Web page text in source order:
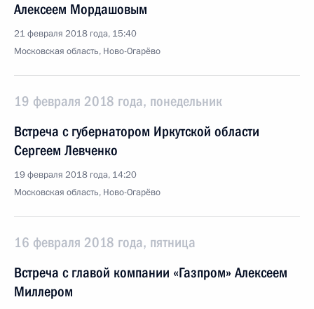
Алексеем Мордашовым
21 февраля 2018 года, 15:40
Московская область, Ново-Огарёво
19 февраля 2018 года, понедельник
Встреча с губернатором Иркутской области
Сергеем Левченко
19 февраля 2018 года, 14:20
Московская область, Ново-Огарёво
16 февраля 2018 года, пятница
Встреча с главой компании «Газпром» Алексеем
Миллером